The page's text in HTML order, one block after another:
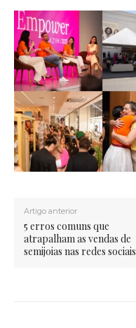
Artigo anterior
5 erros comuns que
atrapalham as vendas de
semijoias nas redes sociais